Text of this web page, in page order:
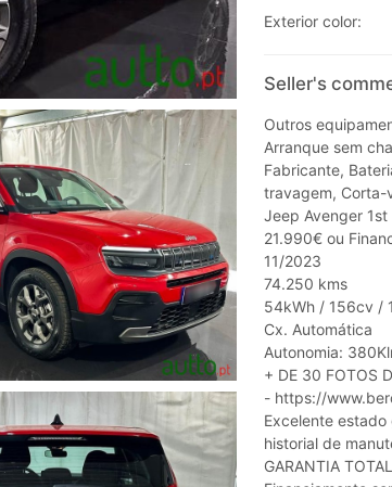
Exterior color:
Seller's
Outros
Arranque sem
Fabricante,
travagem, Corta-
Jeep Avenger 1st
21.990€ ou
11/2023
74.250 kms
54kWh / 156cv /
Cx. Automática
Autonomia:
+ DE 30 FOTOS
- https://
Excelente
historial de
GARANTIA